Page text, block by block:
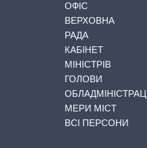
ОФІС
ВЕРХОВНА
РАДА
КАБІНЕТ
МІНІСТРІВ
ГОЛОВИ
МЕРИ МІСТ
ВСІ ПЕРСОНИ